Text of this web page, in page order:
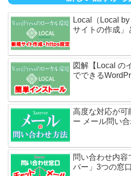
Local（Local
サイトの作成」
図解【Local の
でできる
高度な対応が可
ー メール問い合
問い合わせ内容
バー」3つの窓